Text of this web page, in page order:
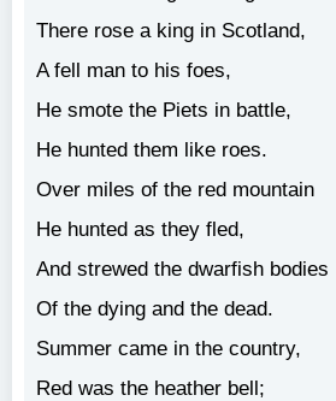
There rose a king in Scotland,
A fell man to his foes,
He smote the Piets in battle,
He hunted them like roes.
Over miles of the red mountain
He hunted as they fled,
And strewed the dwarfish bodies
Of the dying and the dead.
Summer came in the country,
Red was the heather bell;